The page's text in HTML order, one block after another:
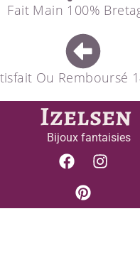
Fait Main 100%
Ou Remboursé
Izelsen
Bijoux fantaisies